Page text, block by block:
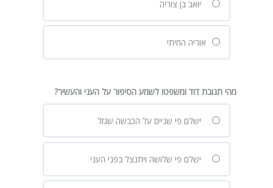
יואב בן צוריה
אוריה החיתי
מהי תגובת דוד ומשפטו לשמע הסיפור על העני והעשיר?
ישלם פי שניים על הכבשה שגזל
ישלם פי שלושה ויתנצל בפני העני